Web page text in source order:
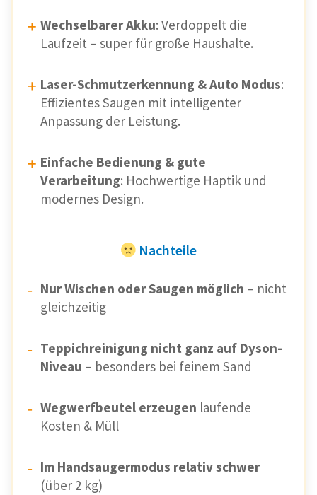
Wechselbarer Akku: Verdoppelt die
Laufzeit – super für große Haushalte.
Laser-Schmutzerkennung & Auto Modus:
Effizientes Saugen mit intelligenter
Anpassung der Leistung.
Einfache Bedienung & gute
Verarbeitung: Hochwertige Haptik und
modernes Design.
Nachteile
Nur Wischen oder Saugen möglich – nicht
gleichzeitig
Teppichreinigung nicht ganz auf Dyson-
Niveau – besonders bei feinem Sand
Wegwerfbeutel erzeugen laufende
Kosten & Müll
Im Handsaugermodus relativ schwer
(über 2 kg)